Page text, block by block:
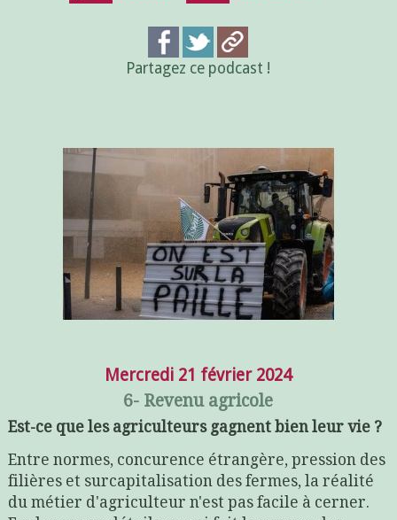
Partagez ce podcast !
Mercredi 21 février 2024
6- Revenu agricole
Est-ce que les agriculteurs gagnent bien leur vie ?
Entre normes, concurence étrangère, pression des
filières et surcapitalisation des fermes, la réalité
du métier d'agriculteur n'est pas facile à cerner.